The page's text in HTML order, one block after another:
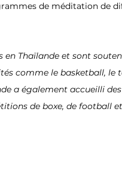
de méditation de
Thaïlande et sont
comme le basketball,
a également accueilli
de boxe, de football